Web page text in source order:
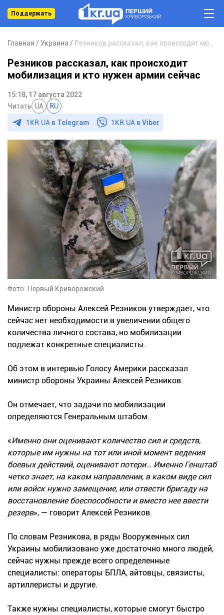
Поддержать
Главная Украина
Резников рассказал, как происходит
мобилизация и кто нужен армии сейчас
15:18, 17 августа 2022
Читать UA RU
1KR.UA в Telegram 1KR.UA вViber
Фото: Первый Криворожский
Министр обороны Алексей Резников утверждает, что
сейчас нет необходимости в увеличении общего
количества личного состава, но мобилизации
подлежат конкретные специалисты.
Об этом в интервью Голосу Америки рассказал
министр обороны Украины Алексей Резников.
Он отмечает, что задачи по мобилизации
определяются Генеральным штабом.
«Именно они оценивают количество сил и средств,
которые им нужны на тот или иной момент ведения
боевых действий, оценивают потери… Именно Генштаб
четко знает, на каком направлении, в каком виде сил
или войск нужно замещение, или отвести бригаду на
восстановление боеспособности и вместо нее ввести
резерв», — говорит Алексей Резников.
По словам Резникова, в ряды Вооруженных сил
Украины мобилизовано уже достаточно много людей,
сейчас нужны прежде всего определенные
специалисты: операторы БПЛА, айтовцы, связисты,
артиллеристы и другие.
Также нужны специалисты, которые смогут быстро